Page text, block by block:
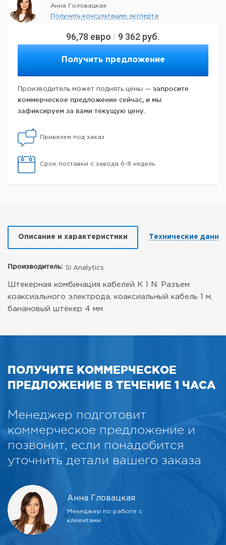
96,78 евро / 9 362 руб.
Получить предложение
Производитель может поднять цены — запросите
коммерческое предложение сейчас, и мы
зафиксируем за вами текущую цену.
Привезем под заказ
Срок поставки с завода 6-8 недель
Анна Головацкая
Получить консультацию эксперта
Описание и характеристики Технические
Производитель: SI Analytics
Штекерная комбинация кабелей K 1 N. Разъем
коаксиального электрода, коаксиальный кабель 1 м,
банановый штекер 4 мм
ПОЛУЧИТЕ КОММЕРЧЕСКОЕ
ПРЕДЛОЖЕНИЕ В ТЕЧЕНИЕ 1 ЧАСА
Менеджер подготовит
коммерческое предложение и
позвонит, если понадобится
уточнить детали вашего заказа
Анна Гловацкая
Менеджер по работе с
клиентами